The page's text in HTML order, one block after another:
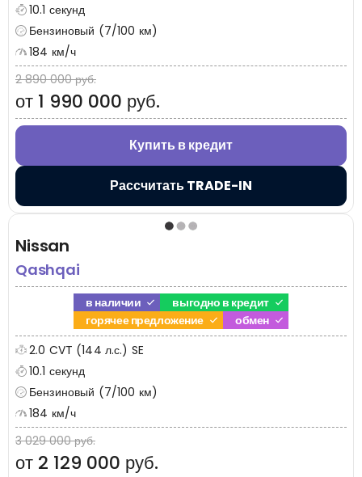
10.1 секунд
Бензиновый (7/100 км)
184 км/ч
2 890 000 руб.
от 1 990 000 руб.
Купить в кредит
Рассчитать TRADE-IN
Nissan
Qashqai
в наличии
выгодно в кредит
горячее предложение
обмен
2.0 CVT (144 л.с.) SE
10.1 секунд
Бензиновый (7/100 км)
184 км/ч
3 029 000 руб.
от 2 129 000 руб.